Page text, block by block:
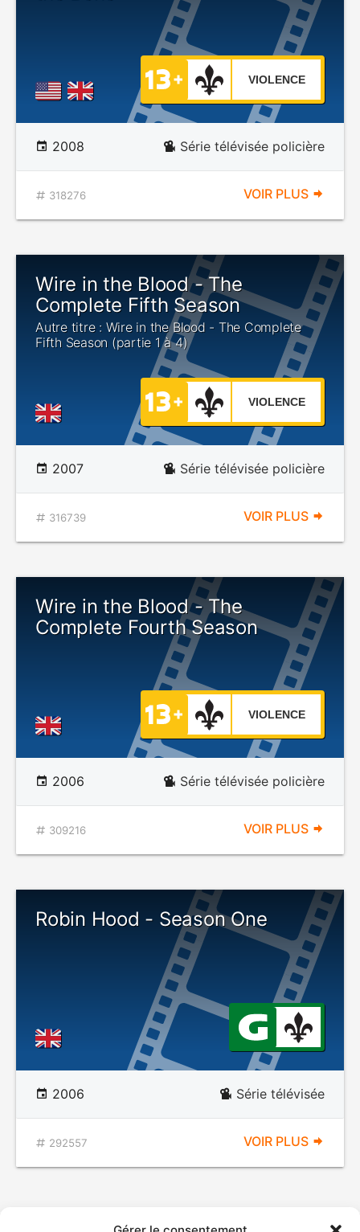
VIOLENCE
2008 Série télévisée policière
318276 VOIR PLUS
Wire in the Blood - The
Complete Fifth Season
Autre titre : Wire in the Blood - The Complete
Fifth Season (partie 1 à 4)
VIOLENCE
2007 Série télévisée policière
316739 VOIR PLUS
Wire in the Blood - The
Complete Fourth Season
VIOLENCE
2006 Série télévisée policière
309216 VOIR PLUS
Robin Hood - Season One
2006 Série télévisée
292557 VOIR PLUS